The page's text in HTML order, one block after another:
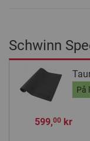
Schwinn
På
599,00kr